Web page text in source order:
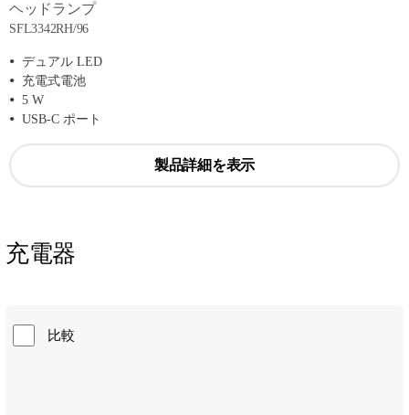
ヘッドランプ
SFL3342RH/96
デュアル LED
充電式電池
5 W
USB-C ポート
製品詳細を表示
充電器
比較